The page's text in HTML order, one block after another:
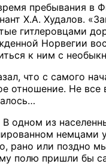
пребывания в
Х.А. Худалов.
гитлеровцами
Норвегии
к ним с
что с самого
отношение. Не
одном из
немцами
рано или поздно
полю пришли бы